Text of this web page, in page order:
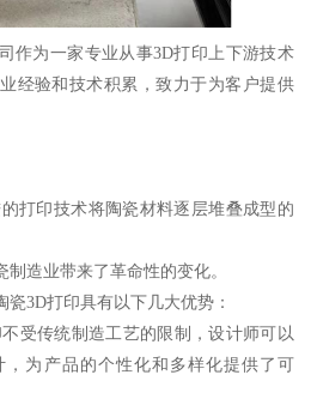
作为一家专业从事3D打印上下游技术
经验和技术积累，致力于为客户提供
打印技术将陶瓷材料逐层堆叠成型的
造业带来了革命性的变化。
3D打印具有以下几大优势：
受传统制造工艺的限制，设计师可以
为产品的个性化和多样化提供了可